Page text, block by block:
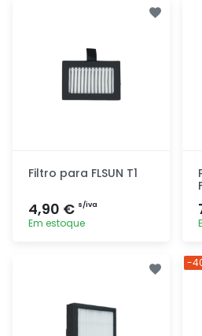
Filtro para FLSUN T1
4,90 € s/iva
Em estoque
-